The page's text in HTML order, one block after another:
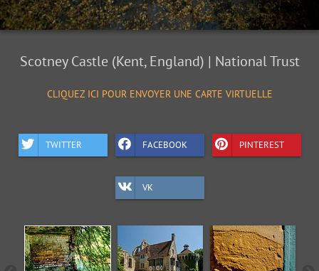
Scotney Castle (Kent, England) | National Trust
CLIQUEZ ICI POUR ENVOYER UNE CARTE VIRTUELLE
TWITTER FACEBOOK PINTEREST
VK